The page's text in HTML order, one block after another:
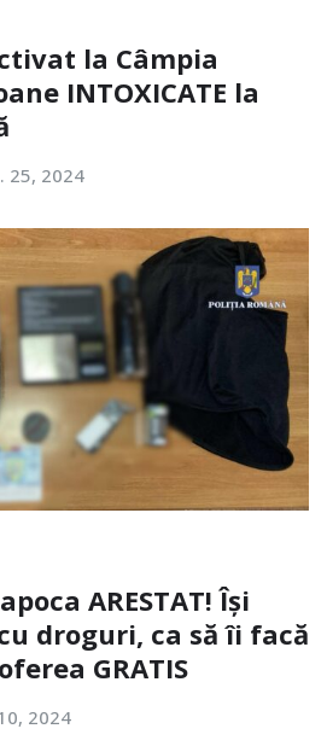
la Câmpia
INTOXICATE la
25, 2024
ARESTAT! Își
droguri, ca să îi facă
GRATIS
2024